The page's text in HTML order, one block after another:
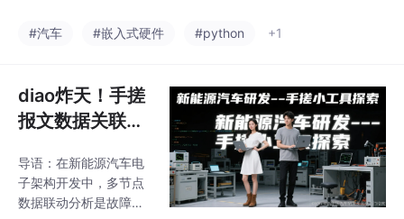
该系统已在实际项目中
技术进步。原创声明。
#汽车 #嵌入式硬件 #python +1
diao炸天！手搓
报文数据关联分
数据联动）
导语：在新能源汽车电
子架构开发中，多节点
数据联动分析是故障诊